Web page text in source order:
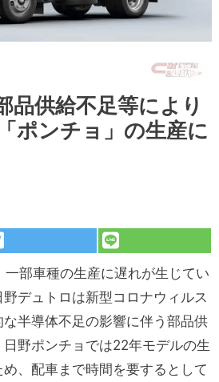
品供給不足等により
ポンチョ」の生産に
一部車種の生産に遅れが生じてい
デュトロは新型コロナウィルス
半導体不足の影響に伴う部品供
野ポンチョでは22年モデルの生
、配車まで時間を要するとして